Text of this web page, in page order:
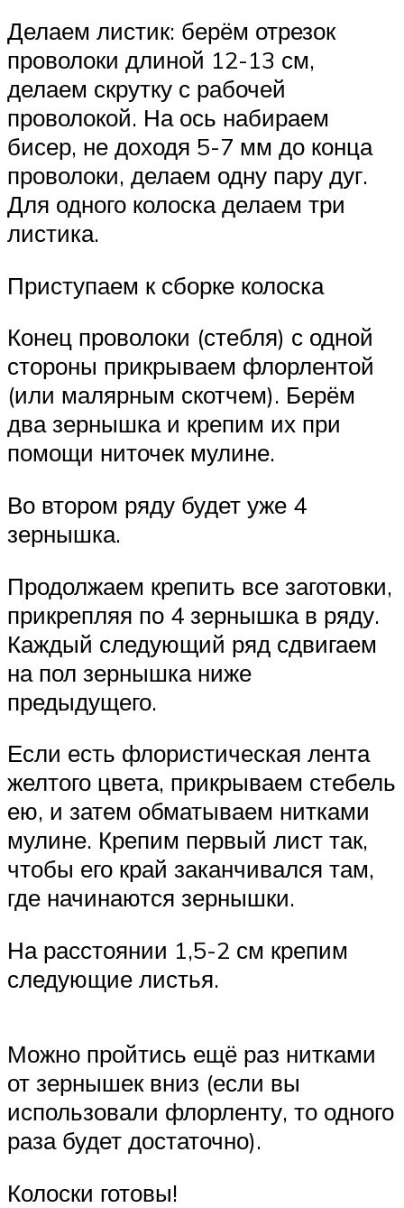
Делаем листик: берём отрезок
проволоки длиной 12-13 см,
делаем скрутку с рабочей
проволокой. На ось набираем
бисер, не доходя 5-7 мм до конца
проволоки, делаем одну пару дуг.
Для одного колоска делаем три
листика.
Приступаем к сборке колоска
Конец проволоки (стебля) с одной
стороны прикрываем флорлентой
(или малярным скотчем). Берём
два зернышка и крепим их при
помощи ниточек мулине.
Во втором ряду будет уже 4
зернышка.
Продолжаем крепить все заготовки,
прикрепляя по 4 зернышка в ряду.
Каждый следующий ряд сдвигаем
на пол зернышка ниже
предыдущего.
Если есть флористическая лента
желтого цвета, прикрываем стебель
ею, и затем обматываем нитками
мулине. Крепим первый лист так,
чтобы его край заканчивался там,
где начинаются зернышки.
На расстоянии 1,5-2 см крепим
следующие листья.
Можно пройтись ещё раз нитками
от зернышек вниз (если вы
использовали флорленту, то одного
раза будет достаточно).
Колоски готовы!